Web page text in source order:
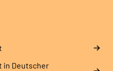
in Deutscher